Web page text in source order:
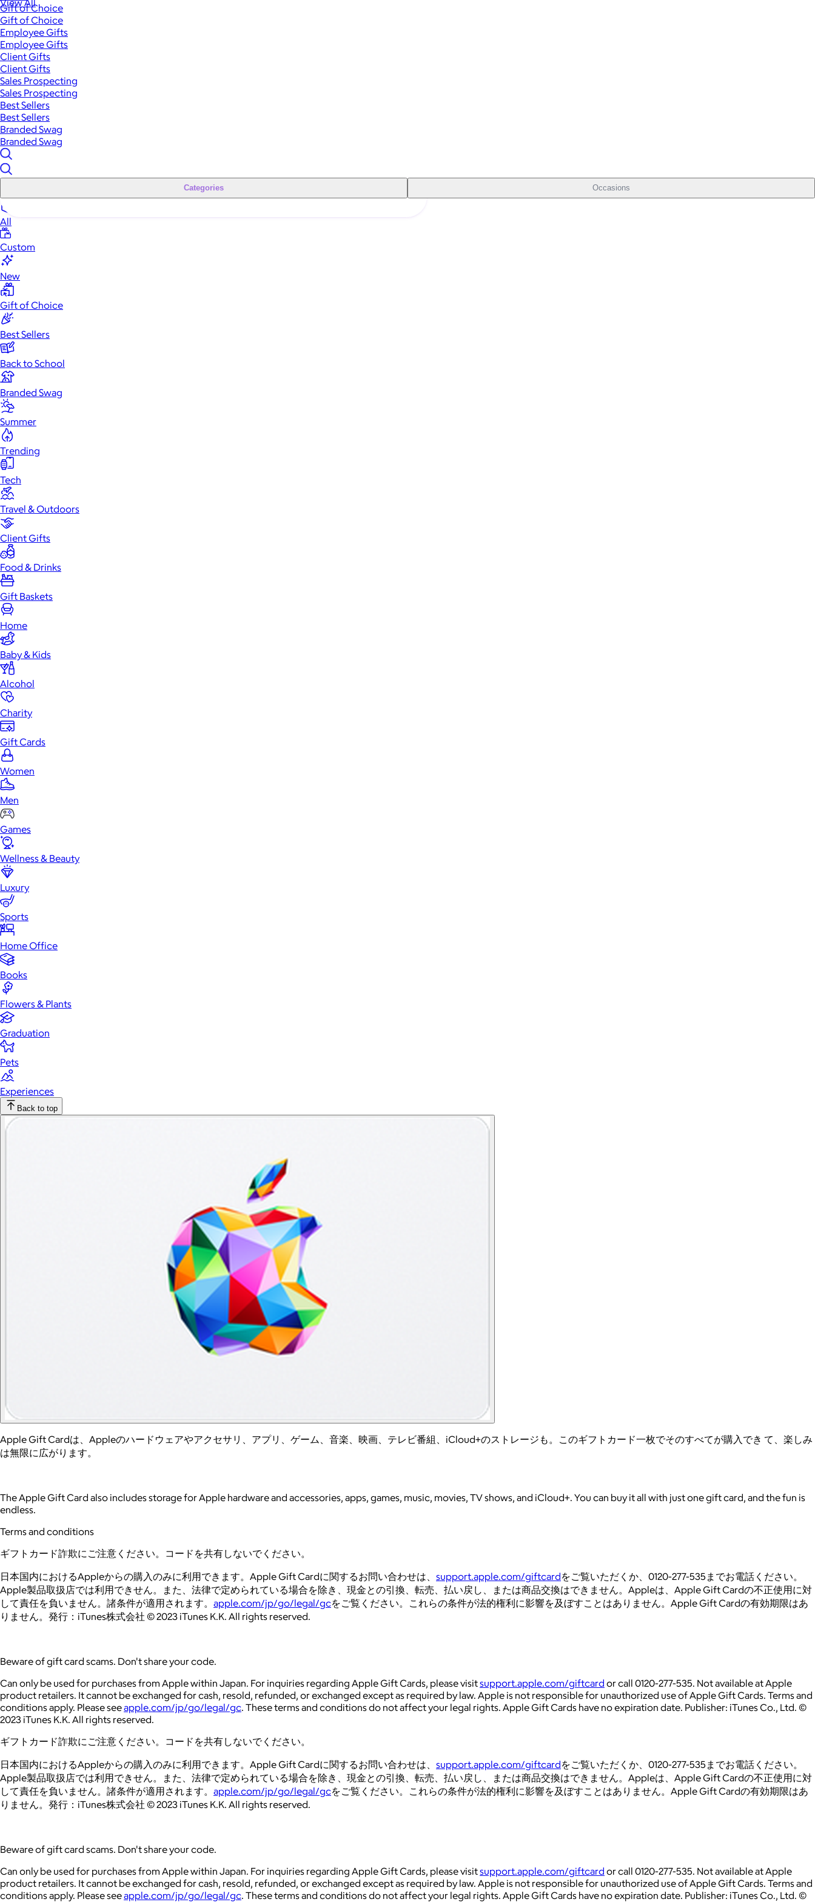
Gift of Choice
Gift of Choice
Employee Gifts
Employee Gifts
Client Gifts
Client Gifts
Sales Prospecting
Sales Prospecting
Best Sellers
Best Sellers
Branded Swag
Branded Swag
Categories Occasions
All
Custom
New
Gift of Choice
Best Sellers
Back to School
Branded Swag
Summer
Trending
Tech
Travel & Outdoors
Client Gifts
Food & Drinks
Gift Baskets
Home
Baby & Kids
Alcohol
Charity
Gift Cards
Women
Men
Games
Wellness & Beauty
Luxury
Sports
Home Office
Books
Flowers & Plants
Graduation
Pets
Experiences
Back to top
Apple Gift Cardは、Appleのハードウェアやアクセサリ、アプリ、ゲーム、音楽、映画、テレビ番組、iCloud+のストレージも。このギフトカード一枚でそのすべてが購入でき て、楽しみ
は無限に広がります。
The Apple Gift Card also includes storage for Apple hardware and accessories, apps, games, music, movies, TV shows, and iCloud+. You can buy it all with just one gift card, and the fun is
endless.
Terms and conditions
ギフトカード詐欺にご注意ください。コードを共有しないでください。
日本国内におけるAppleからの購入のみに利用できます。Apple Gift Cardに関するお問い合わせは、 support.apple.com/giftcardをご覧いただくか、0120-277-535までお電話ください。
Apple製品取扱店では利用できせん。また、法律で定められている場合を除き、現金との引換、転売、払い戻し、または商品交換はできません。Appleは、Apple Gift Cardの不正使用に対
して責任を負いません。諸条件が適用されます。 apple.com/jp/go/legal/gcをご覧ください。これらの条件が法的権利に影響を及ぼすことはありません。Apple Gift Cardの有効期限はあ
りません。発行：iTunes株式会社 © 2023 iTunes K.K. All rights reserved.
Beware of gift card scams. Don't share your code.
Can only be used for purchases from Apple within Japan. For inquiries regarding Apple Gift Cards, please visitsupport.apple.com/giftcard or call 0120-277-535. Not available at Apple
product retailers. It cannot be exchanged for cash, resold, refunded, or exchanged except as required by law. Apple is not responsible for unauthorized use of Apple Gift Cards. Terms and
conditions apply. Please seeapple.com/jp/go/legal/gc. These terms and conditions do not affect your legal rights. Apple Gift Cards have no expiration date. Publisher: iTunes Co., Ltd. ©
2023 iTunes K.K. All rights reserved.
ギフトカード詐欺にご注意ください。コードを共有しないでください。
日本国内におけるAppleからの購入のみに利用できます。Apple Gift Cardに関するお問い合わせは、 support.apple.com/giftcardをご覧いただくか、0120-277-535までお電話ください。
Apple製品取扱店では利用できせん。また、法律で定められている場合を除き、現金との引換、転売、払い戻し、または商品交換はできません。Appleは、Apple Gift Cardの不正使用に対
して責任を負いません。諸条件が適用されます。 apple.com/jp/go/legal/gcをご覧ください。これらの条件が法的権利に影響を及ぼすことはありません。Apple Gift Cardの有効期限はあ
りません。発行：iTunes株式会社 © 2023 iTunes K.K. All rights reserved.
Beware of gift card scams. Don't share your code.
Can only be used for purchases from Apple within Japan. For inquiries regarding Apple Gift Cards, please visitsupport.apple.com/giftcard or call 0120-277-535. Not available at Apple
product retailers. It cannot be exchanged for cash, resold, refunded, or exchanged except as required by law. Apple is not responsible for unauthorized use of Apple Gift Cards. Terms and
conditions apply. Please seeapple.com/jp/go/legal/gc. These terms and conditions do not affect your legal rights. Apple Gift Cards have no expiration date. Publisher: iTunes Co., Ltd. ©